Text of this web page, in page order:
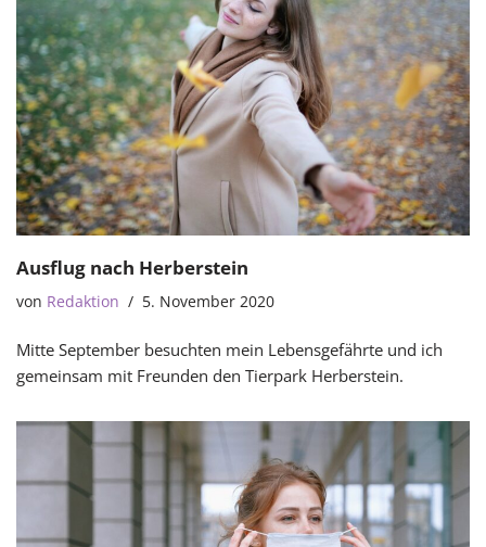
Ausflug nach Herberstein
von Redaktion 5. November 2020
Mitte September besuchten mein Lebensgefährte und ich
gemeinsam mit Freunden den Tierpark Herberstein.